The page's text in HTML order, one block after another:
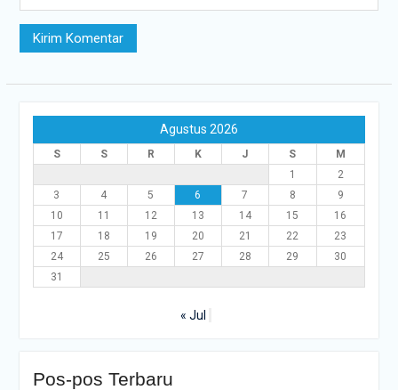
Agustus 2026
S S R K J S
M
1
2
3
4 5 6 7 8
9
10
11 12 13 14 15
16
17
18 19 20 21 22
23
24
25 26 27 28 29
30
31
« Jul
Pos-pos Terbaru